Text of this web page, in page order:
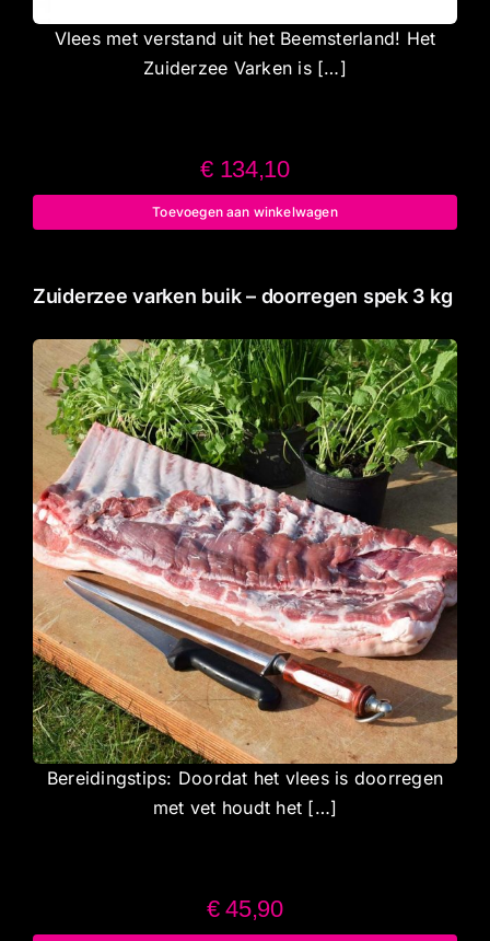
Vlees met verstand uit het Beemsterland! Het
Zuiderzee Varken is […]
€134,10
Toevoegen aan winkelwagen
Zuiderzee varken buik – doorregen spek 3 kg
Bereidingstips: Doordat het vlees is doorregen
met vet houdt het […]
€45,90